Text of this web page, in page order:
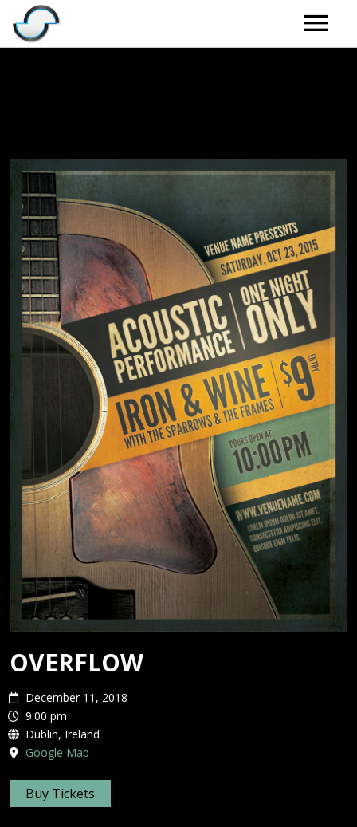
MUSIC
BOOKING
PRESSKIT
SOUNDCLOUD
OVERFLOW
December 11, 2018
9:00 pm
Dublin, Ireland
Google Map
Buy Tickets